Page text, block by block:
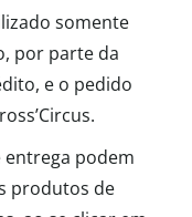
somente
por parte da
e o pedido
entrega podem
produtos de